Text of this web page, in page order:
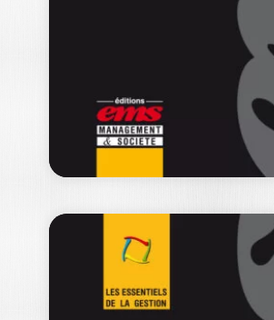
Un livre synthétique et
fonctionnement du secteur